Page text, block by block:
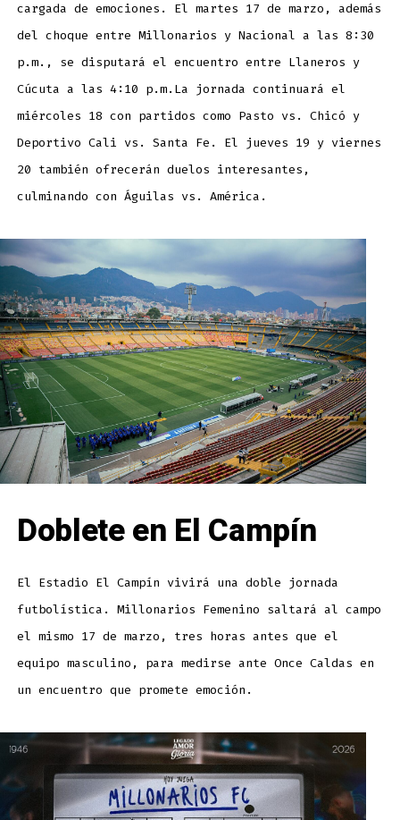
cargada de emociones. El martes 17 de marzo, además
del choque entre Millonarios y Nacional a las 8:30
p.m., se disputará el encuentro entre Llaneros y
Cúcuta a las 4:10 p.m.La jornada continuará el
miércoles 18 con partidos como Pasto vs. Chicó y
Deportivo Cali vs. Santa Fe. El jueves 19 y viernes
20 también ofrecerán duelos interesantes,
culminando con Águilas vs. América.
Doblete en El Campín
El Estadio El Campín vivirá una doble jornada
futbolística. Millonarios Femenino saltará al campo
el mismo 17 de marzo, tres horas antes que el
equipo masculino, para medirse ante Once Caldas en
un encuentro que promete emoción.